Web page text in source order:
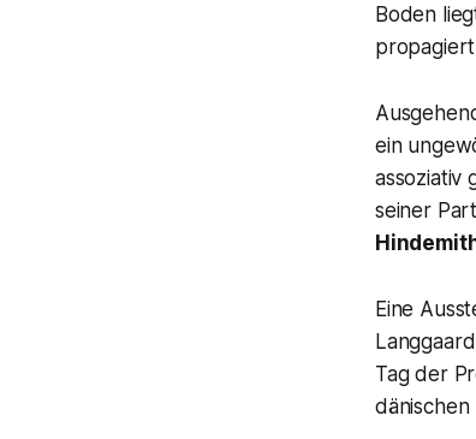
Boden
ein
assoziativ
seiner
Eine
Tag der